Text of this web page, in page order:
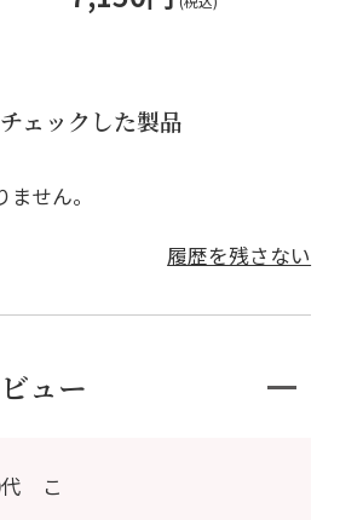
ェックした製品
せん。
履歴を残さない
ュー
代 こ